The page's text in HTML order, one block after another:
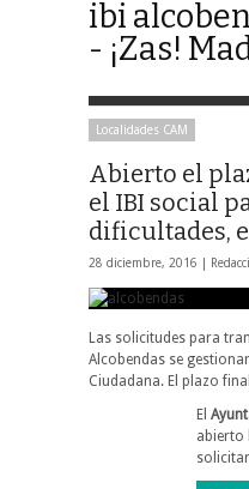
ibi
- ¡Zas!
Localidades CAM
Abierto el
el IBI social
dificultades,
28 diciembre, 2016 |
Las solicitudes para
Alcobendas se
Ciudadana. El plazo
El
abierto